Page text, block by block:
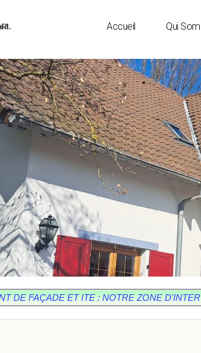
Accueil Qui
DE FAÇADE ET ITE : NOTRE ZONE